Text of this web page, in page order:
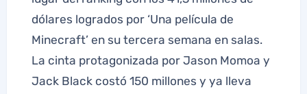
dólares logrados por ‘Una película de
Minecraft’ en su tercera semana en salas.
La cinta protagonizada por Jason Momoa y
Jack Black costó 150 millones y ya lleva